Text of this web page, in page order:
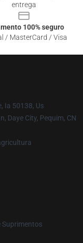
entrega
100% seguro
/ MasterCard / Visa
Ia 50138, Us
Daye City, Pequim, CN
Suprimentos